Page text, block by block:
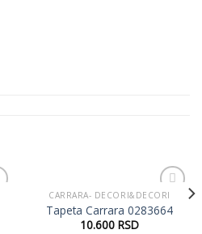
Dodaj
u listu
CARRARA- DECORI&DECORI
Tapeta Carrara 0283664
10.600 RSD